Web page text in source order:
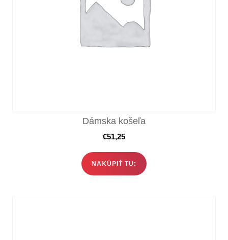
Dámska košeľa
€51,25
NAKÚPIŤ TU: